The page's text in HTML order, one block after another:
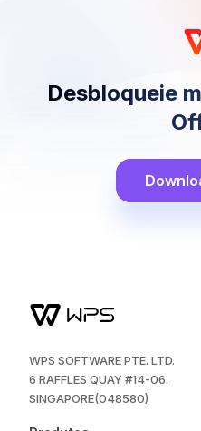
Desbloqueie
WPS SOFTWARE PTE. LTD.
6 RAFFLES QUAY #14-06.
SINGAPORE(048580)